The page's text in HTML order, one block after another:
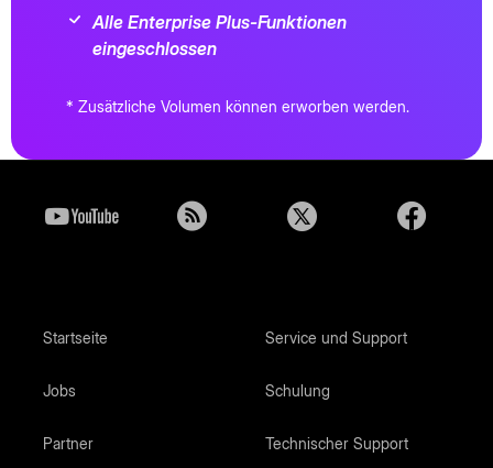
Alle Enterprise Plus-Funktionen
eingeschlossen
* Zusätzliche Volumen können erworben werden.
Startseite
Jobs
Partner
Service und Support
Schulung
Technischer Support